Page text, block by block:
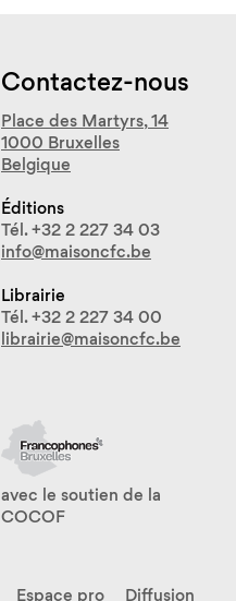
Contactez-nous
Place des Martyrs, 14
1000 Bruxelles
Belgique
Éditions
Tél. +32 2 227 34 03
info@maisoncfc.be
Librairie
Tél. +32 2 227 34 00
librairie@maisoncfc.be
avec le soutien de la
COCOF
Espace pro Diffusion